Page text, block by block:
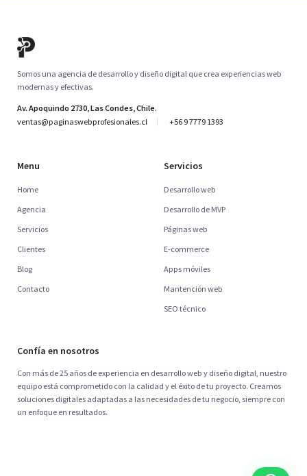
Somos una agencia de desarrollo y diseño digital que crea experiencias web
modernas y efectivas.
Av. Apoquindo 2730, Las Condes, Chile.
ventas@paginaswebprofesionales.cl
+56 9 7779 1393
Menu
Home
Agencia
Servicios
Clientes
Blog
Contacto
Servicios
Desarrollo web
Desarrollo de MVP
Páginas web
E-commerce
Apps móviles
Mantención web
SEO técnico
Confía en nosotros
Con más de 25 años de experiencia en desarrollo web y diseño digital, nuestro
equipo está comprometido con la calidad y el éxito de tu proyecto. Creamos
soluciones digitales adaptadas a las necesidades de tu negocio, siempre con
un enfoque en resultados.